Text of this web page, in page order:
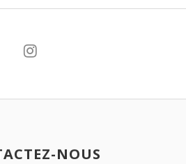
NOUS